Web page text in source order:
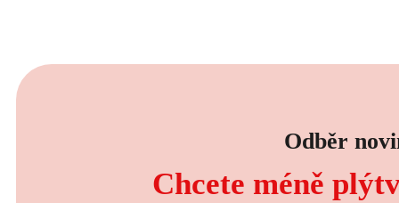
Odběr
Chcete méně